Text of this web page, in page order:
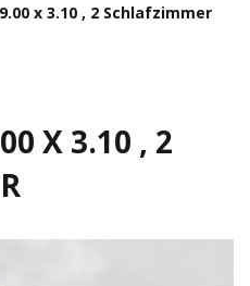
x 3.10 , 2 Schlafzimmer
X 3.10 , 2